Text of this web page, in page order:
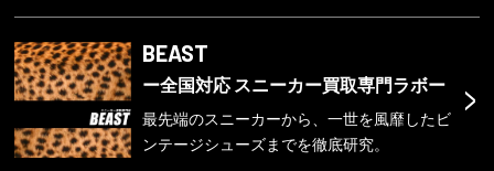
>
BEAST
ー全国対応 スニーカー買取専門ラボー
最先端のスニーカーから、一世を風靡したビ
ンテージシューズまでを徹底研究。